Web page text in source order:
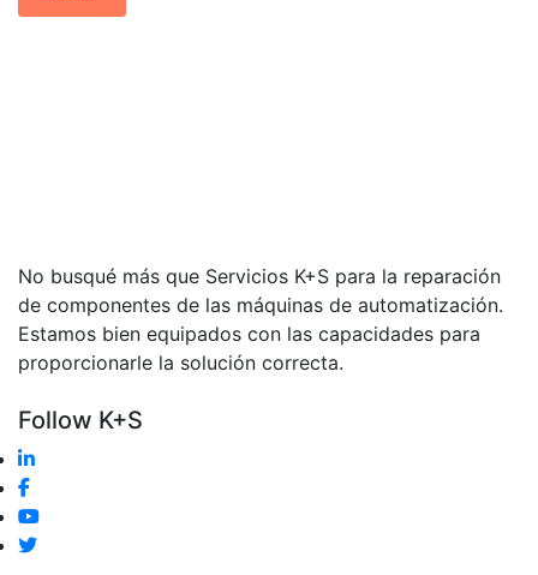
No busqué más que Servicios K+S para la reparación
de componentes de las máquinas de automatización.
Estamos bien equipados con las capacidades para
proporcionarle la solución correcta.
Follow K+S